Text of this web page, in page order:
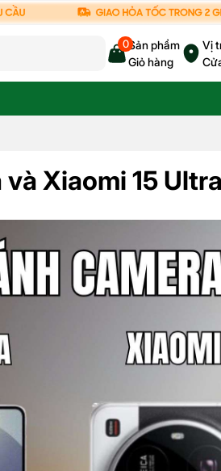
0Sản phẩm
Giỏ hàng
Vị
Xiaomi 15 Ultra